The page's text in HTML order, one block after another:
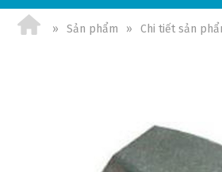
Sản phẩm Chi tiết sản